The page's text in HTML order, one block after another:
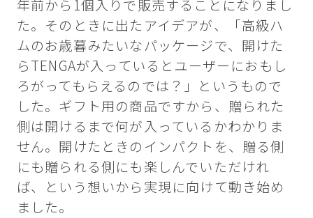
年前から1個入りで販売することになりまし
た。そのときに出たアイデアが、「高級ハ
ムのお歳暮みたいなパッケージで、開けた
らTENGAが入っているとユーザーにおもし
ろがってもらえるのでは？」というもので
した。ギフト用の商品ですから、贈られた
側は開けるまで何が入っているかわかりま
せん。開けたときのインパクトを、贈る側
にも贈られる側にも楽しんでいただけれ
ば、という想いから実現に向けて動き始め
ました。